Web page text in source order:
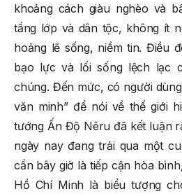
khoảng cách giàu nghèo và
tầng lớp và dân tộc, không ít
hoảng lẽ sống, niềm tin. Điều
bạo lực và lối sống lệch lạc
chúng. Đến mức, có người
văn minh” để nói về thế giới
tướng Ấn Độ Nêru đã kết luận
ngày nay đang trải qua một
cần bây giờ là tiếp cận hòa
Hồ Chí Minh là biểu tượng